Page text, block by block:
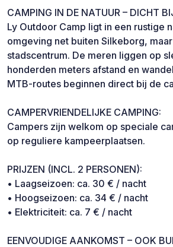
CAMPING IN DE NATUUR – DICHT
Ly Outdoor Camp ligt in een rustige
omgeving net buiten Silkeborg,
stadscentrum. De meren liggen op
honderden meters afstand en
MTB-routes beginnen direct bij de
CAMPERVRIENDELIJKE CAMPING:
Campers zijn welkom op speciale
op reguliere kampeerplaatsen.
PRIJZEN (INCL. 2 PERSONEN):
• Laagseizoen: ca. 30 € / nacht
• Hoogseizoen: ca. 34 € / nacht
• Elektriciteit: ca. 7 € / nacht
EENVOUDIGE AANKOMST – OOK